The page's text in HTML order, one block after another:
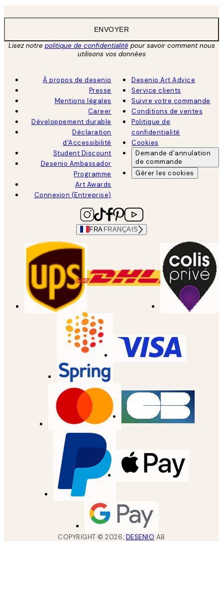
ENVOYER
Lisez notre politique de confidentialitépour savoir comment nous
utilisons vos données
À propos de desenio
Presse
Mentions légales
Career
Développement durable
Déclaration
d'Accessibilité
Student Discount
Desenio Ambassador
Programme
Art Awards
Connexion (Entreprise)
Desenio Art Advice
Service clients
Suivre votre commande
Conditions de ventes
Politique de
confidentialité
Cookies
Demande d'annulation
de commande
Gérer les cookies
FRA FRANÇAIS
COPYRIGHT ©2026, DESENIO AB